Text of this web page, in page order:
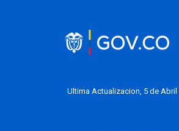
Ultima Actualizacion, 5 de Abril